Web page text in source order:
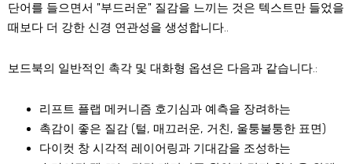
단어를 들으면서 "부드러운" 질감을 느끼는 것은 텍스트만 들었을
때보다 더 강한 신경 연관성을 생성합니다..
보드북의 일반적인 촉각 및 대화형 옵션은 다음과 같습니다.:
리프트 플랩 메커니즘 호기심과 예측을 장려하는
촉감이 좋은 질감 (털, 매끄러운, 거친, 울퉁불퉁한 표면)
다이컷 창 시각적 레이어링과 기대감을 조성하는